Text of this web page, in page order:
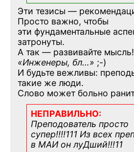
Эти тезисы —
Просто важно, чтобы
эти фундаментальные
затронуты.
А так — развивайте мысль!
«Инженеры, бл…» ;-)
И будьте вежливы:
такие же люди.
Слово может больно
НЕПРАВИЛЬНО:
Преподователь просто
супер!!!!111 Из всех
в МАИ он луДший!!!11